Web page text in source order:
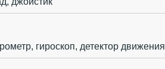
гироскоп, детектор движения